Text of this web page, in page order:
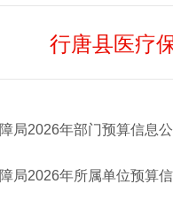
行唐县医疗
局2026年部门预算信息
局2026年所属单位预算